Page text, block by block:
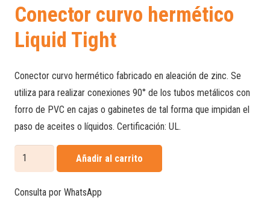
Conector curvo hermético
Liquid Tight
Conector curvo hermético fabricado en aleación de zinc. Se
utiliza para realizar conexiones 90° de los tubos metálicos con
forro de PVC en cajas o gabinetes de tal forma que impidan el
paso de aceites o líquidos. Certificación: UL.
Conector
curvo
hermético
Añadir al carrito
Consulta por WhatsApp